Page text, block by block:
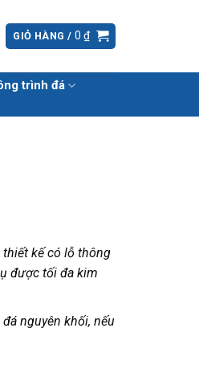
GIỎ HÀNG / 0₫
trình đá
kế có lỗ thông
được tối đa kim
nguyên khối, nếu